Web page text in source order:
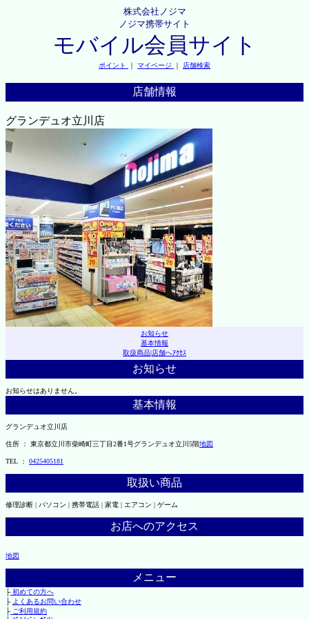
株式会社ノジマ
ノジマ携帯サイト
モバイル会員サイト
ポイント ｜ マイページ ｜ 店舗検索
店舗情報
グランデュオ立川店
お知らせ
基本情報
取扱商品|店舗へｱｸｾｽ
お知らせ
お知らせはありません。
基本情報
グランデュオ立川店
住所 ： 東京都立川市柴崎町三丁目2番1号グランデュオ立川5階地図
TEL ： 0425405181
取扱い商品
修理診断 | パソコン | 携帯電話 | 家電 | エアコン | ゲーム
お店へのアクセス
地図
メニュー
├初めての方へ
├ よくあるお問い合わせ
├ご利用規約